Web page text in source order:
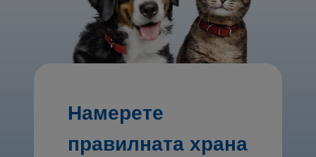
Намерете
правилната храна